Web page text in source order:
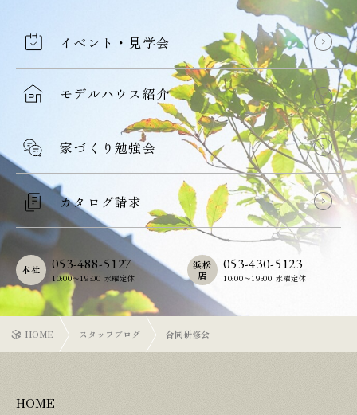
イベント・見学会
モデルハウス紹介
家づくり勉強会
カタログ請求
053-488-5127
10:00〜19:00 水曜定休
本社 053-430-5123
10:00〜19:00 水曜定休
浜松
店
HOME スタッフブログ 合同研修会
HOME